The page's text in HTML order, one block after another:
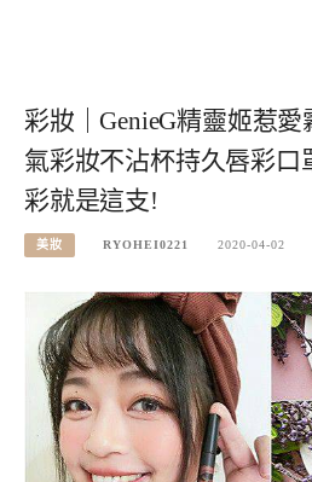
彩妝｜GenieG精靈姬惹
氣彩妝不沾杯持久唇彩口
彩就是這支!
美妝 RYOHEI0221 2020-04-02